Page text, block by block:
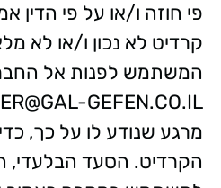
פי חוזה ו/או על פי הדין
קרדיט לא נכון ו/או לא
המשתמש לפנות אל
מרגע שנודע לו על כך,
הקרדיט. הסעד הבלעדי,